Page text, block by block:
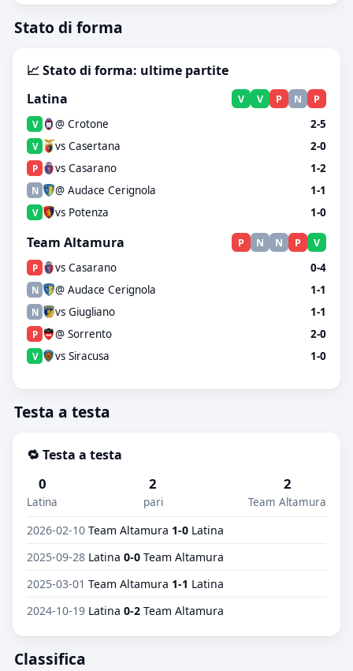
Stato di forma
📈 Stato di forma: ultime partite
Latina
V V P N P
V @ Crotone 2-5
V vs Casertana 2-0
P vs Casarano 1-2
N @ Audace Cerignola 1-1
V vs Potenza 1-0
Team Altamura P N N P V
P vs Casarano 0-4
N @ Audace Cerignola 1-1
N vs Giugliano 1-1
P @ Sorrento 2-0
V vs Siracusa 1-0
Testa a testa
🔁 Testa a testa
0
Latina
2
pari
2
Team Altamura
2026-02-10 Team Altamura 1-0 Latina
2025-09-28 Latina 0-0 Team Altamura
2025-03-01 Team Altamura 1-1 Latina
2024-10-19 Latina 0-2 Team Altamura
Classifica